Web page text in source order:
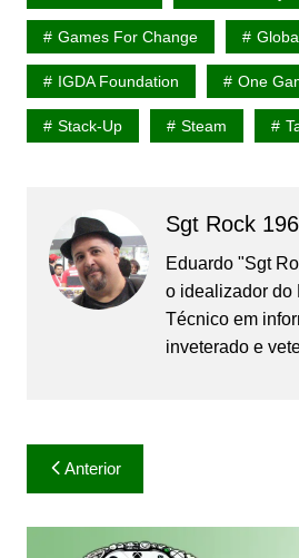
Games For Change
IGDA Foundation One
Stack-Up Steam
Sgt Rock
Eduardo "Sgt
o idealizador do
Técnico em
inveterado e
Navegação
de
Post
Anterior